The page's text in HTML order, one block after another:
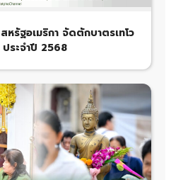
รัฐอเมริกา จัดตักบาตรเทโว
ระจำปี 2568